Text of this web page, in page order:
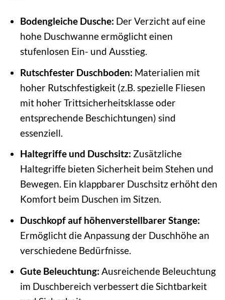
Bodengleiche Dusche: Der Verzicht auf eine
hohe Duschwanne ermöglicht einen
stufenlosen Ein- und Ausstieg.
Rutschfester Duschboden: Materialien mit
hoher Rutschfestigkeit (z.B. spezielle Fliesen
mit hoher Trittsicherheitsklasse oder
entsprechende Beschichtungen) sind
essenziell.
Haltegriffe und Duschsitz: Zusätzliche
Haltegriffe bieten Sicherheit beim Stehen und
Bewegen. Ein klappbarer Duschsitz erhöht den
Komfort beim Duschen im Sitzen.
Duschkopf auf höhenverstellbarer Stange:
Ermöglicht die Anpassung der Duschhöhe an
verschiedene Bedürfnisse.
Gute Beleuchtung: Ausreichende Beleuchtung
im Duschbereich verbessert die Sichtbarkeit